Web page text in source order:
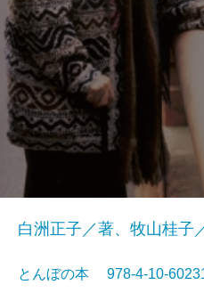
白洲正子／著、牧山桂子
とんぼの本 978-4-10-